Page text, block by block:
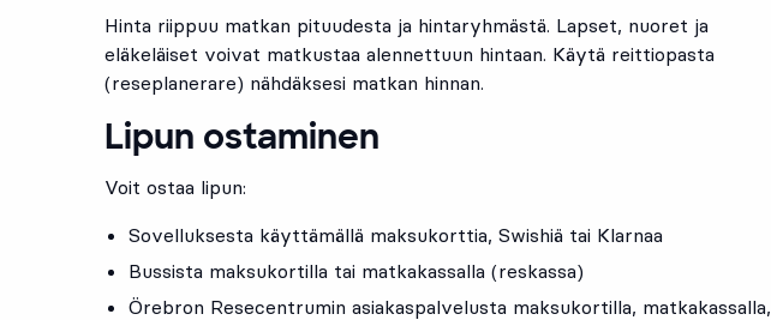
Hinta riippuu matkan pituudesta ja hintaryhmästä. Lapset, nuoret ja
eläkeläiset voivat matkustaa alennettuun hintaan. Käytä reittiopasta
(reseplanerare) nähdäksesi matkan hinnan.
Lipun ostaminen
Voit ostaa lipun:
Sovelluksesta käyttämällä maksukorttia, Swishiä tai Klarnaa
Bussista maksukortilla tai matkakassalla (reskassa)
Örebron Resecentrumin asiakaspalvelusta maksukortilla, matkakassalla,